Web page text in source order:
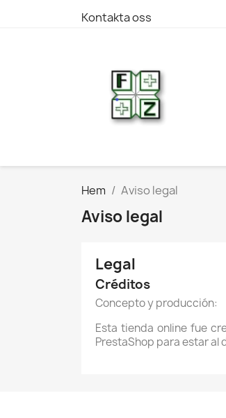
Kontakta oss
Hem Aviso legal
Aviso legal
Legal
Créditos
Concepto y producción:
Esta tienda online fue
PrestaShop para estar al